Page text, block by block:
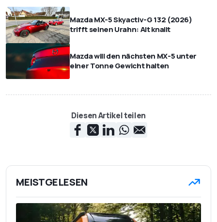
Mazda MX-5 Skyactiv-G 132 (2026)
trifft seinen Urahn: Alt knallt
Mazda will den nächsten MX-5 unter
einer Tonne Gewicht halten
Diesen Artikel teilen
MEISTGELESEN